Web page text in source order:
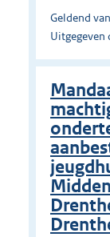
Geldend
Uitgegeven